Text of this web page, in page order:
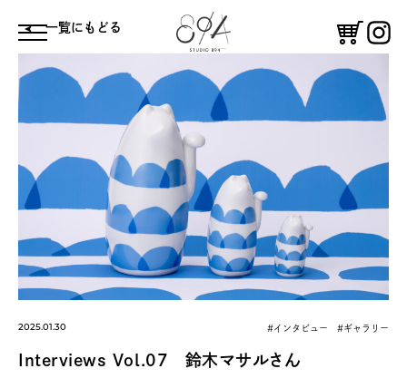
体験する 鑑賞する
ギャラリー 憩う
コーヒースタンド
⼀覧にもどる
2025.01.30 #インタビュー #ギャラリー
Interviews Vol.07 鈴木マサルさん